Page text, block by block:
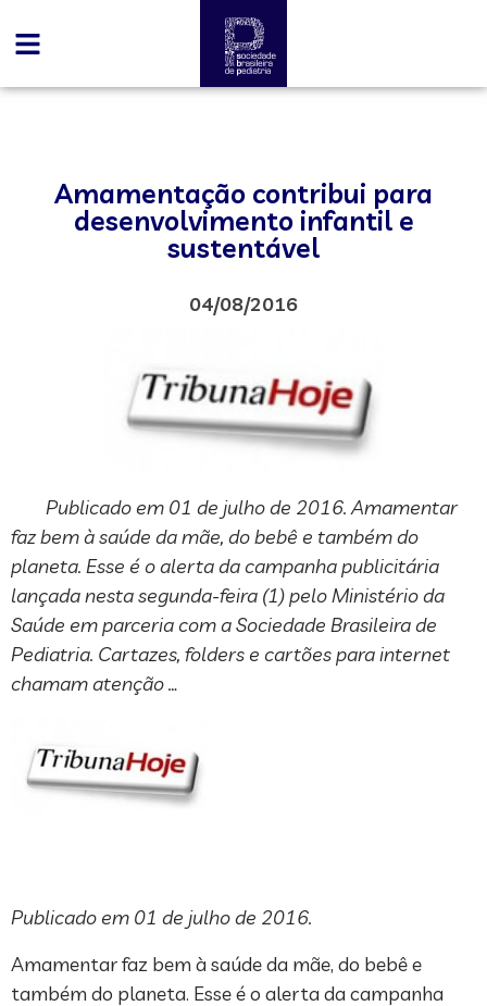
Amamentação contribui para
desenvolvimento infantil e
sustentável
04/08/2016
Publicado em 01 de julho de 2016. Amamentar
faz bem à saúde da mãe, do bebê e também do
planeta. Esse é o alerta da campanha publicitária
lançada nesta segunda-feira (1) pelo Ministério da
Saúde em parceria com a Sociedade Brasileira de
Pediatria. Cartazes, folders e cartões para internet
chamam atenção …
Publicado em 01 de julho de 2016.
Amamentar faz bem à saúde da mãe, do bebê e
também do planeta. Esse é o alerta da campanha